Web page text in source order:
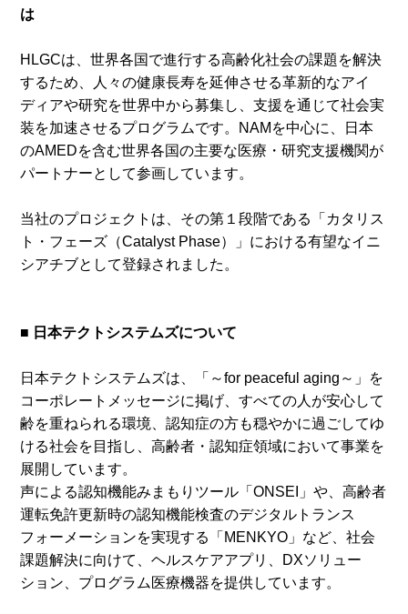
は
HLGCは、世界各国で進行する高齢化社会の課題を解決
するため、人々の健康長寿を延伸させる革新的なアイ
ディアや研究を世界中から募集し、支援を通じて社会実
装を加速させるプログラムです。NAMを中心に、日本
のAMEDを含む世界各国の主要な医療・研究支援機関が
パートナーとして参画しています。
当社のプロジェクトは、その第１段階である「カタリス
ト・フェーズ（Catalyst Phase）」における有望なイニ
シアチブとして登録されました。
■ 日本テクトシステムズについて
日本テクトシステムズは、「～for peaceful aging～」を
コーポレートメッセージに掲げ、すべての人が安心して
齢を重ねられる環境、認知症の方も穏やかに過ごしてゆ
ける社会を目指し、高齢者・認知症領域において事業を
展開しています。
声による認知機能みまもりツール「ONSEI」や、高齢者
運転免許更新時の認知機能検査のデジタルトランス
フォーメーションを実現する「MENKYO」など、社会
課題解決に向けて、ヘルスケアアプリ、DXソリュー
ション、プログラム医療機器を提供しています。